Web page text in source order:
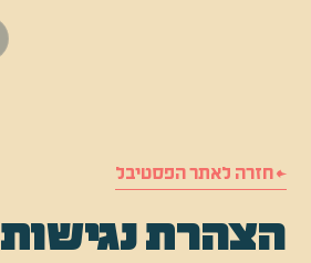
← חזרה לאתר הפסטיבל
הצהרת נגישות